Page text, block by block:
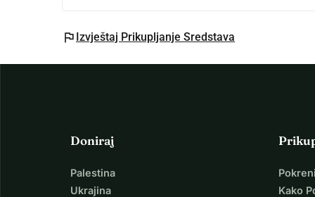
flag Izvještaj Prikupljanje Sredstava
Doniraj
Palestina
Ukrajina
Kako